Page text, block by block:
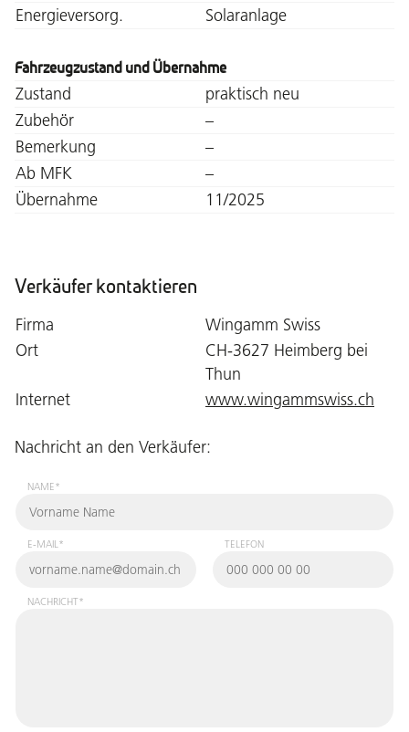
Energieversorg.
Solaranlage
Fahrzeugzustand und Übernahme
Zustand
praktisch neu
Zubehör
–
Bemerkung
–
Ab MFK
–
Übernahme
11/2025
Verkäufer kontaktieren
Firma
Wingamm Swiss
Ort
CH-3627 Heimberg bei
Thun
Internet
www.wingammswiss.ch
Nachricht an den Verkäufer:
NAME*
E-MAIL* TELEFON
NACHRICHT*